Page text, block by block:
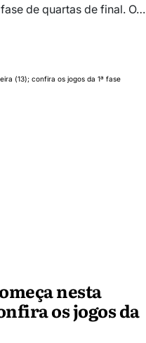
de quartas de final. O…
nesta
os jogos da